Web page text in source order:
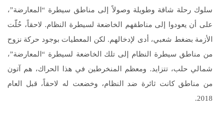
سلوك رحلة شاقة وطويلة وصولاً إلى مناطق سيطرة “المعارضة”،
على أن يعودوا إلى مناطقهم الخاضعة لسيطرة النظام. لاحقاً، حُلّت
الأزمة بضغط شعبي، أدى لإدخالهم. لكن المعطيات بوجود حركة نزوح
من مناطق سيطرة النظام إلى تلك الخاضعة لسيطرة “المعارضة”،
شمالي حلب، تتزايد. ومعظم المنخرطين في هذا الحراك، هم آتون
من مناطق كانت ثائرة ضد النظام، وخضعت له لاحقاً، قبل العام
2018.